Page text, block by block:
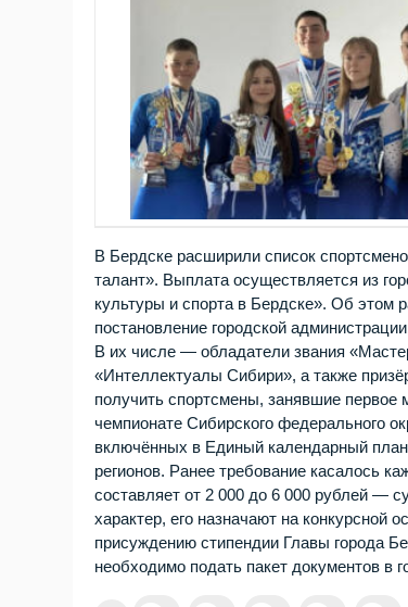
В Бердске расширили список
талант». Выплата осуществляется из
культуры и спорта в Бердске». Об этом
постановление городской
В их числе — обладатели звания
«Интеллектуалы Сибири», а также
получить спортсмены, занявшие первое
чемпионате Сибирского федерального
включённых в Единый календарный
регионов. Ранее требование касалось
составляет от 2 000 до 6 000 рублей —
характер, его назначают на конкурсной
присуждению стипендии Главы города
необходимо подать пакет документов в